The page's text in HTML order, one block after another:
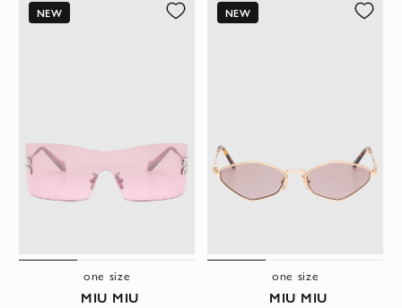
NEW
one size
MIU MIU
NEW
one size
MIU MIU